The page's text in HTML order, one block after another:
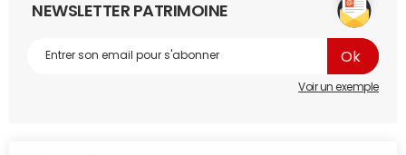
NEWSLETTER PATRIMOINE
Voir un exemple